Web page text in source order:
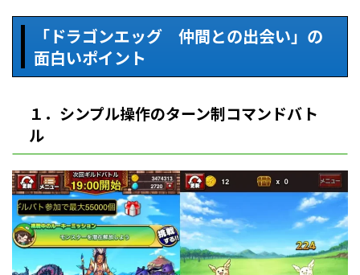
「ドラゴンエッグ 仲間との出会い」の
面白いポイント
１．シンプル操作のターン制コマンドバト
ル